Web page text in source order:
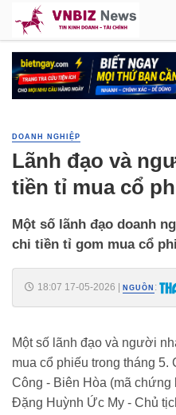
DOANH NGHIỆP
Lãnh đạo và
tiền tỉ mua cổ
Một số lãnh đạo doanh
chi tiền tỉ gom mua cổ
18:07 17-05-2026 NGUỒN :
Một số lãnh đạo và người
mua cổ phiếu trong tháng 5.
Công - Biên Hòa (mã
Đặng Huỳnh Ức My - Chủ